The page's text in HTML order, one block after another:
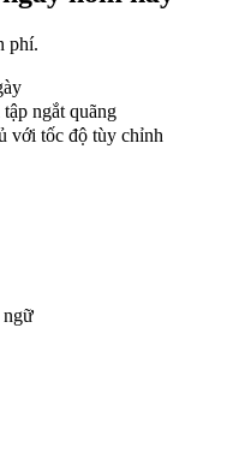
phí.
ngắt quãng
với tốc độ tùy chỉnh
ngữ